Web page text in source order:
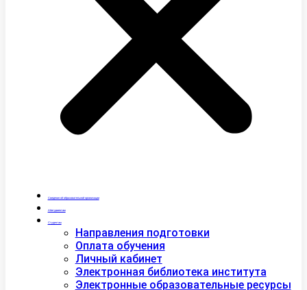
Сведения об образовательной организации
Абитуриентам
Студентам
Направления подготовки
Оплата обучения
Личный кабинет
Электронная библиотека института
Электронные образовательные ресурсы